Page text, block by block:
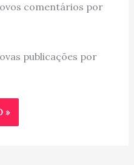
comentários por
publicações por